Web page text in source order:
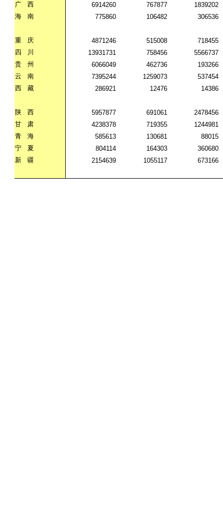
广
西 6914260 767877
1839202
海
南 775860 106482 306536
重 庆 4871246 515008
718455
四
川 13931731 758456
5566737
贵
州 6066049 462736
193266
云
南 7395244 1259073
537454
西
藏 286921 12476 14386
陕 西 5957877 691061
2478456
甘
肃 4238378 719355
1244981
青
海 585613 130681
88015
宁
夏 804114 164303
360680
新
疆 2154639 1055117 673166